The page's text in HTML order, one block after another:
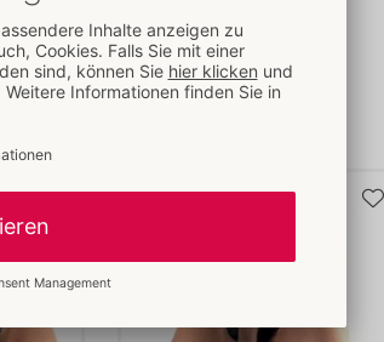
21203993711
UVP: 29,95 €
Größe:M